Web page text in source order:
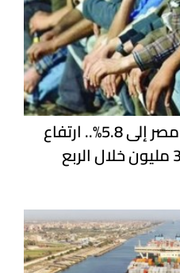
تراجع معدل البطالة في مصر إلى 5.8%.. ارتفاع
عدد المشتغلين إلى 33.6 مليون خلال الربع